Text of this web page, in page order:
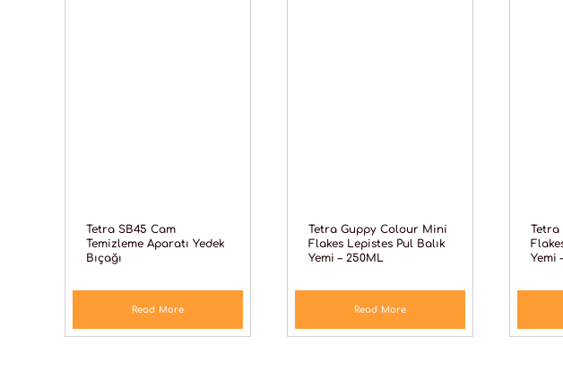
Tetra SB45 Cam
Temizleme Aparatı Yedek
Bıçağı
Read More
Tetra Guppy Colour Mini
Flakes Lepistes Pul Balık
Yemi – 250ML
Read More
Tetra
Yemi